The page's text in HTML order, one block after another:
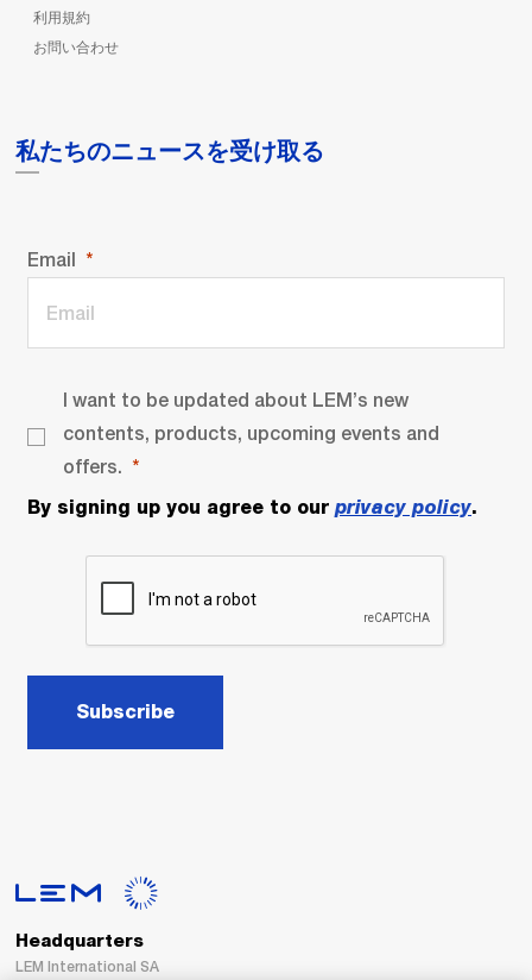
利用規約
お問い合わせ
私たちのニュースを受け取る
Email
I want to be updated about LEM’s new
contents, products, upcoming events and
offers.
By signing up you agree to our privacy policy.
Subscribe
Headquarters
LEM International SA